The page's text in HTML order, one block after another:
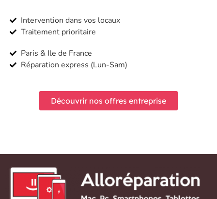
Intervention dans vos locaux
Traitement prioritaire
Paris & Ile de France
Réparation express (Lun-Sam)
Découvrir nos offres entreprise